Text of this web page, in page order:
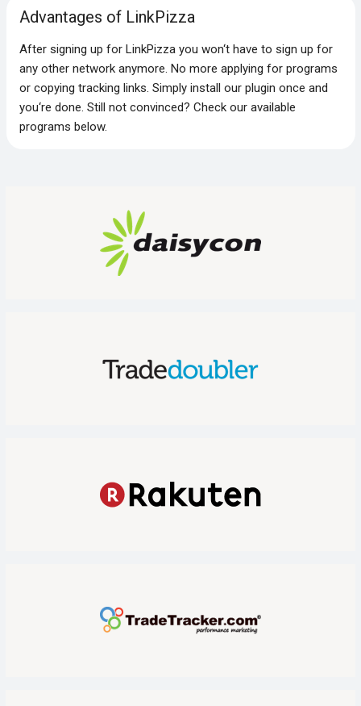
Advantages of LinkPizza
After signing up for LinkPizza you won‘t have to sign up for
any other network anymore. No more applying for programs
or copying tracking links. Simply install our plugin once and
you‘re done. Still not convinced? Check our available
programs below.